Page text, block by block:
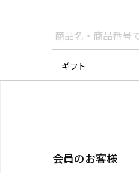
ギフト
会員のお客様